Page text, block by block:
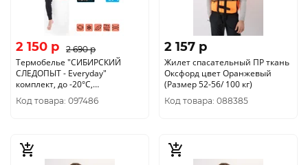
2 150 p 2 690 p
Термобелье "CИБИРСКИЙ
СЛЕДОПЫТ - Everyday"
комплект, до -20°С,
двухслойное, р.58
Код товара: 097486
2 157 p
Жилет спасательный ПР ткань
Оксфорд цвет Оранжевый
(Размер 52-56/ 100 кг)
Код товара: 088385